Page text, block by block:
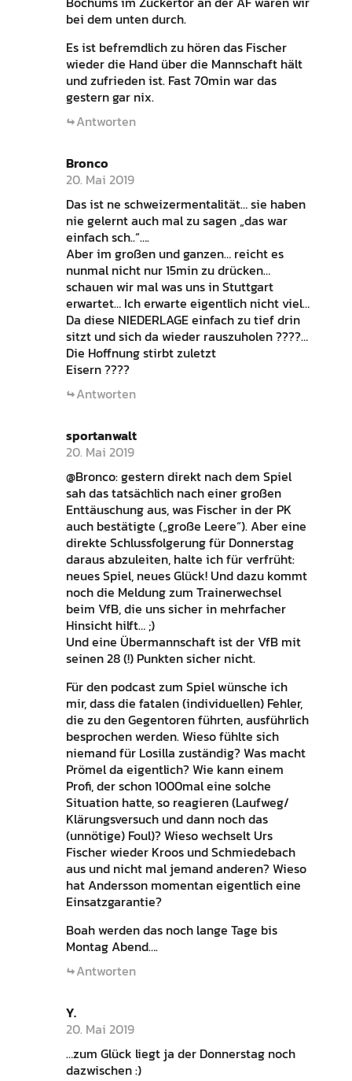
bei dem unten durch.
Es ist befremdlich zu hören das Fischer
wieder die Hand über die Mannschaft hält
und zufrieden ist. Fast 70min war das
gestern gar nix.
Antworten
Bronco
20. Mai 2019
Das ist ne schweizermentalität… sie haben
nie gelernt auch mal zu sagen „das war
einfach sch..“….
Aber im großen und ganzen… reicht es
nunmal nicht nur 15min zu drücken…
schauen wir mal was uns in Stuttgart
erwartet… Ich erwarte eigentlich nicht viel…
Da diese NIEDERLAGE einfach zu tief drin
sitzt und sich da wieder rauszuholen ????…
Die Hoffnung stirbt zuletzt
Eisern ????
Antworten
sportanwalt
20. Mai 2019
@Bronco: gestern direkt nach dem Spiel
sah das tatsächlich nach einer großen
Enttäuschung aus, was Fischer in der PK
auch bestätigte („große Leere“). Aber eine
direkte Schlussfolgerung für Donnerstag
daraus abzuleiten, halte ich für verfrüht:
neues Spiel, neues Glück! Und dazu kommt
noch die Meldung zum Trainerwechsel
beim VfB, die uns sicher in mehrfacher
Hinsicht hilft… ;)
Und eine Übermannschaft ist der VfB mit
seinen 28 (!) Punkten sicher nicht.
Für den podcast zum Spiel wünsche ich
mir, dass die fatalen (individuellen) Fehler,
die zu den Gegentoren führten, ausführlich
besprochen werden. Wieso fühlte sich
niemand für Losilla zuständig? Was macht
Prömel da eigentlich? Wie kann einem
Profi, der schon 1000mal eine solche
Situation hatte, so reagieren (Laufweg/
Klärungsversuch und dann noch das
(unnötige) Foul)? Wieso wechselt Urs
Fischer wieder Kroos und Schmiedebach
aus und nicht mal jemand anderen? Wieso
hat Andersson momentan eigentlich eine
Einsatzgarantie?
Boah werden das noch lange Tage bis
Montag Abend….
Antworten
Y.
20. Mai 2019
…zum Glück liegt ja der Donnerstag noch
dazwischen :)